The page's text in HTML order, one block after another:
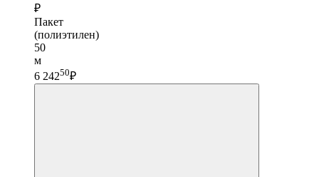
₽
Пакет
(полиэтилен)
50
м
6 24250₽